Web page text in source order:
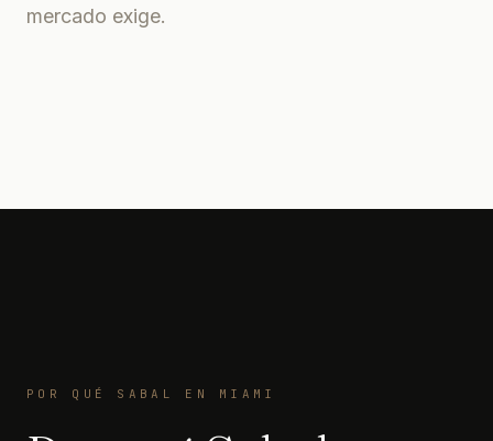
mercado exige.
POR QUÉ SABAL EN MIAMI